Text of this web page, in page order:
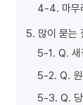
4-4. 마
5. 많이 묻는
5-1. Q. 새
5-2. Q.
5-3. Q.